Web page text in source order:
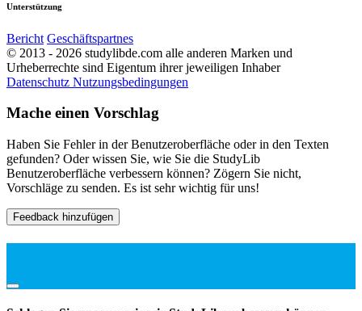
Unterstützung
Bericht Geschäftspartnes
© 2013 - 2026 studylibde.com alle anderen Marken und
Urheberrechte sind Eigentum ihrer jeweiligen Inhaber
Datenschutz Nutzungsbedingungen
Mache einen Vorschlag
Haben Sie Fehler in der Benutzeroberfläche oder in den Texten
gefunden? Oder wissen Sie, wie Sie die StudyLib
Benutzeroberfläche verbessern können? Zögern Sie nicht,
Vorschläge zu senden. Es ist sehr wichtig für uns!
Feedback hinzufügen